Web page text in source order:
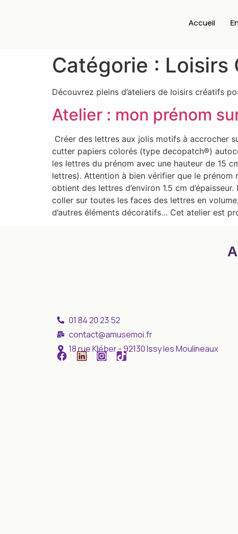
Accueil
Catégorie : Loisirs
Découvrez pleins d’ateliers de loisirs créatifs
Atelier : mon prénom
Créer des lettres aux jolis motifs à accrocher
cutter papiers colorés (type decopatch®)
les lettres du prénom avec une hauteur de 15
lettres). Attention à bien vérifier que le
obtient des lettres d’environ 1.5 cm
coller sur toutes les faces des lettres en
d’autres éléments décoratifs… Cet atelier est
01 84 20 23 52
contact@amusemoi.fr
18 rue Kléber - 92130 Issy les Moulineaux